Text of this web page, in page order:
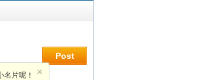
Post
名片呢！